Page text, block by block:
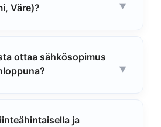
Väre)?
ottaa sähkösopimus
ja